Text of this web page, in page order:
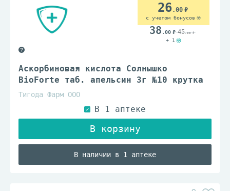
Аскорбиновая кислота Солнышко
BioForte таб. апельсин 3г №10 крутка
Тигода Фарм ООО
В наличии в 1 аптеке
26.00
с учетом бонусов
38 .00 45.00
+ 1